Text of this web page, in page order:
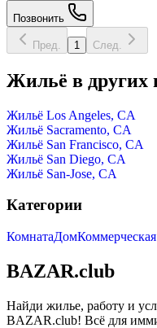
Позвонить
Пред. 1 След.
Жильё в других
Жильё Los Angeles, CA
Жильё Sacramento, CA
Жильё San Francisco, CA
Жильё San Diego, CA
Жильё San-Jose, CA
Категории
КомнатаДомКоммерческая
BAZAR.club
Найди жилье, работу и
BAZAR.club! Всё для